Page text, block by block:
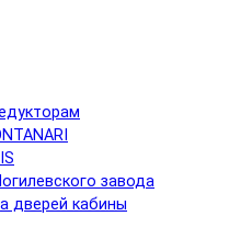
завода
дверей кабины